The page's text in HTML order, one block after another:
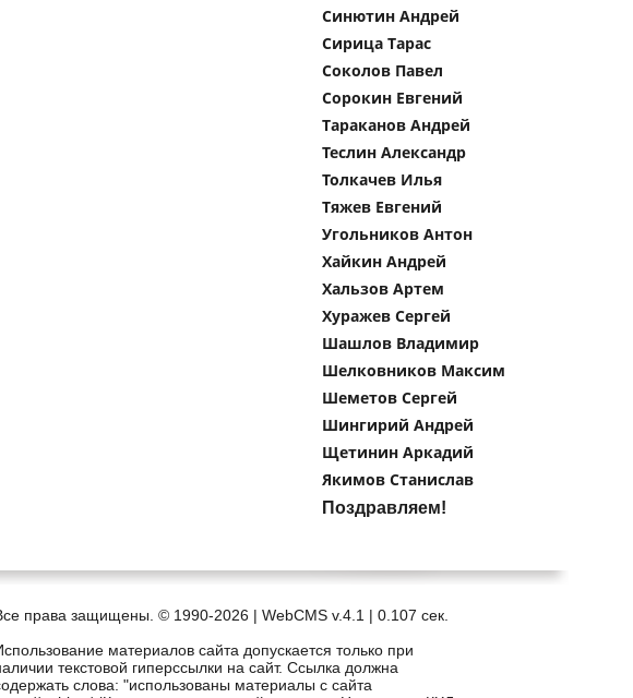
Синютин Андрей
Сирица Тарас
Соколов Павел
Сорокин Евгений
Тараканов Андрей
Теслин Александр
Толкачев Илья
Тяжев Евгений
Угольников Антон
Хайкин Андрей
Хальзов Артем
Хуражев Сергей
Шашлов Владимир
Шелковников Максим
Шеметов Сергей
Шингирий Андрей
Щетинин Аркадий
Якимов Станислав
Поздравляем!
права защищены. © 1990-2026 | WebCMS v.4.1 | 0.107 сек.
материалов сайта допускается только при
текстовой гиперссылки на сайт. Ссылка должна
слова: "использованы материалы с сайта